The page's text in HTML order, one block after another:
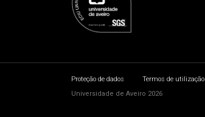
Proteção de dados Termos de utilização
Universidade de Aveiro 2026